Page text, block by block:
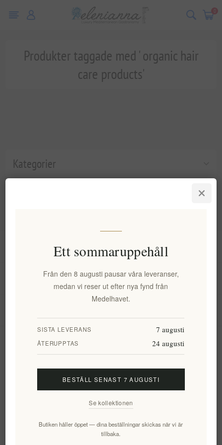
0
Kategorier
Produkter taggade med ' organic hair
care products'
Mitt konto
Prenumerera Avsluta bevakning
Ett sommaruppehåll
Från den 8 augusti pausar våra leveranser,
medan vi reser ut efter nya fynd från
Medelhavet.
SISTA LEVERANS 7 augusti
ÅTERUPPTAS 24 augusti
BESTÄLL SENAST 7 AUGUSTI
Se kollektionen
Butiken håller öppet — dina beställningar skickas när vi är
tillbaka.